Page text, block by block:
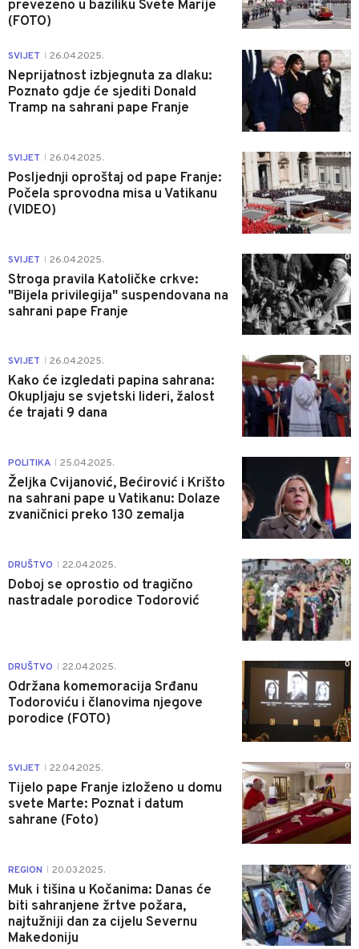
prevezeno u baziliku Svete Marije
(FOTO)
SVIJET 26.04.2025.
Neprijatnost izbjegnuta za dlaku:
Poznato gdje će sjediti Donald
Tramp na sahrani pape Franje
0
SVIJET 26.04.2025.
Posljednji oproštaj od pape Franje:
Počela sprovodna misa u Vatikanu
(VIDEO)
0
SVIJET 26.04.2025.
Stroga pravila Katoličke crkve:
"Bijela privilegija" suspendovana na
sahrani pape Franje
0
SVIJET 26.04.2025.
Kako će izgledati papina sahrana:
Okupljaju se svjetski lideri, žalost
će trajati 9 dana
0
POLITIKA 25.04.2025.
Željka Cvijanović, Bećirović i Krišto
na sahrani pape u Vatikanu: Dolaze
zvaničnici preko 130 zemalja
2
DRUŠTVO 22.04.2025.
Doboj se oprostio od tragično
nastradale porodice Todorović
0
DRUŠTVO 22.04.2025.
Održana komemoracija Srđanu
Todoroviću i članovima njegove
porodice (FOTO)
0
SVIJET 22.04.2025.
Tijelo pape Franje izloženo u domu
svete Marte: Poznat i datum
sahrane (Foto)
0
REGION 20.03.2025.
Muk i tišina u Kočanima: Danas će
biti sahranjene žrtve požara,
najtužniji dan za cijelu Severnu
Makedoniju
0